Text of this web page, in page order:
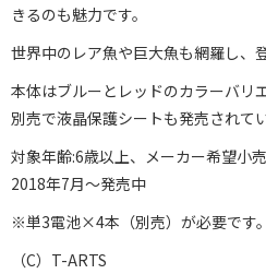
きるのも魅力です。
世界中のレア魚や巨大魚も網羅し、
本体はブルーとレッドのカラーバリ
別売で液晶保護シートも発売されて
対象年齢:6歳以上、メーカー希望小
2018年7月〜発売中
※単3電池×4本（別売）が必要です。
（C）T-ARTS